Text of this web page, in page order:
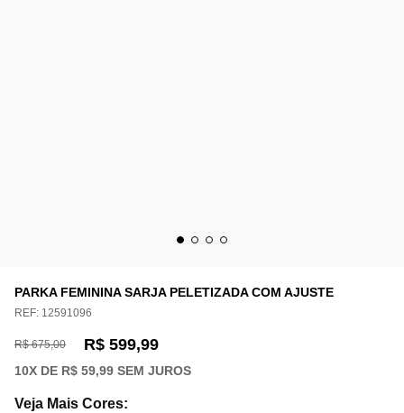
PARKA FEMININA SARJA PELETIZADA COM AJUSTE
REF: 12591096
R$ 675,00 R$ 599,99
10X DE R$ 59,99 SEM JUROS
Veja Mais Cores: